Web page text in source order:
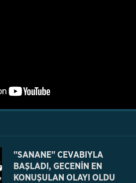
"SANANE" CEVABIYLA
BAŞLADI, GECENİN EN
KONUŞULAN OLAYI OLDU